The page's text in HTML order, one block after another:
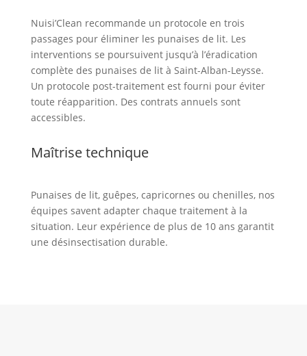
Nuisi’Clean recommande un protocole en trois
passages pour éliminer les punaises de lit. Les
interventions se poursuivent jusqu’à l’éradication
complète des punaises de lit à Saint-Alban-Leysse.
Un protocole post-traitement est fourni pour éviter
toute réapparition. Des contrats annuels sont
accessibles.
Maîtrise technique
Punaises de lit, guêpes, capricornes ou chenilles, nos
équipes savent adapter chaque traitement à la
situation. Leur expérience de plus de 10 ans garantit
une désinsectisation durable.